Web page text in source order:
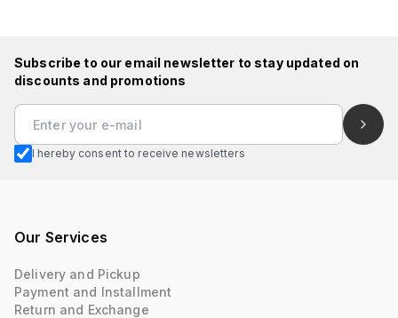
Subscribe to our email newsletter to stay updated on
discounts and promotions
I hereby consent to receive newsletters
Our Services
Delivery and Pickup
Payment and Installment
Return and Exchange